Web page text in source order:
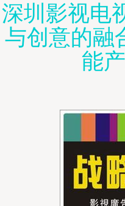
深圳影视电
与创意的融
能